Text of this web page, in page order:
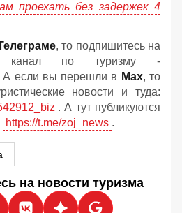
проехать без задержек 4
, то подпишитесь на
канал по туризму -
А если вы перешли в Мах, то
новости и туда:
. А тут публикуются
https://t.me/zoj_news .
на новости туризма